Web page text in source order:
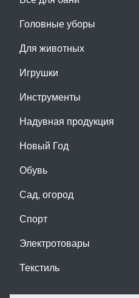
Головные уборы
Для животных
Игрушки
Инструменты
Надувная продукция
Новый Год
Обувь
Сад, огород
Спорт
Электротовары
Текстиль